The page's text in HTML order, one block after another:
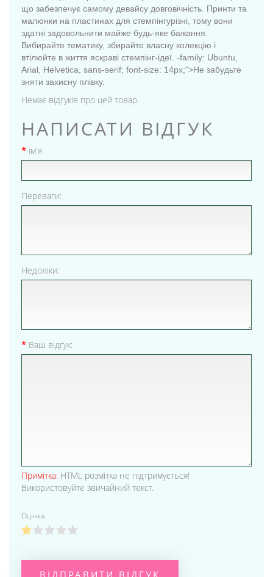
що забезпечує самому девайсу довговічність. Принти та
малюнки на пластинах для стемпінгурізні, тому вони
здатні задовольнити майже будь-яке бажання.
Вибирайте тематику, збирайте власну колекцію і
втілюйте в життя яскраві стемпінг-ідеї. -family: Ubuntu,
Arial, Helvetica, sans-serif; font-size: 14px;">Не забудьте
зняти захисну плівку.
Немає відгуків про цей товар.
НАПИСАТИ ВІДГУК
ім'я
Переваги:
Недоліки:
Ваш відгук:
Примітка: HTML розмітка не підтримується!
Використовуйте звичайний текст.
Оцінка
ВІДПРАВИТИ ВІДГУК